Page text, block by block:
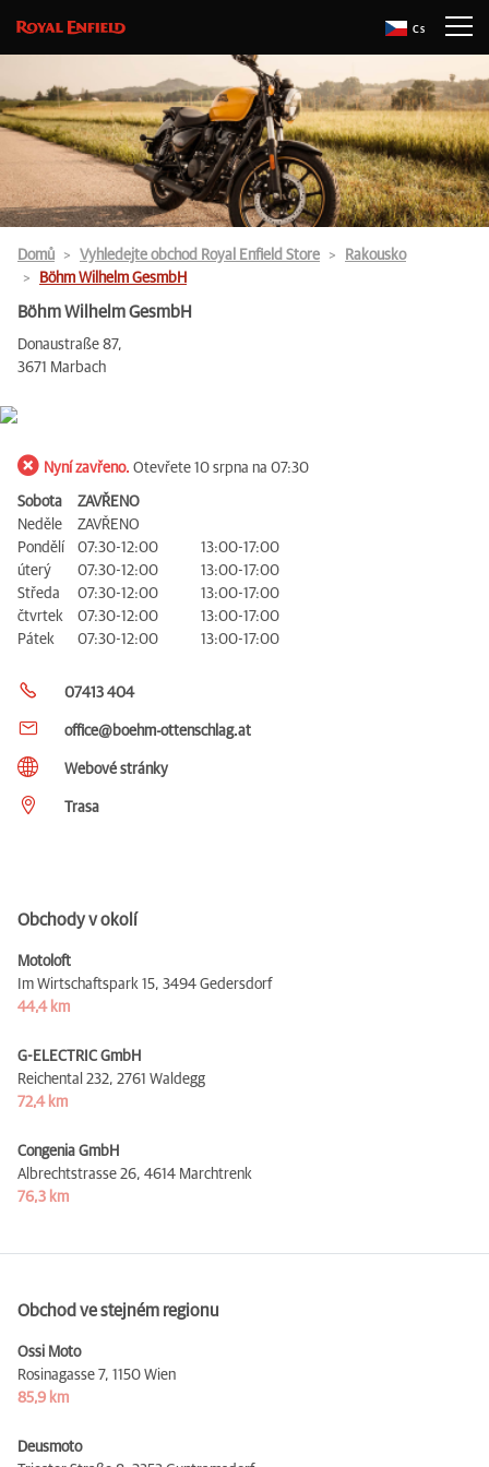
Cs
Domů Vyhledejte obchod Royal Enfield Store
Rakousko
Böhm Wilhelm GesmbH
Böhm Wilhelm GesmbH
Donaustraße 87,
3671 Marbach
Nyní zavřeno. Otevřete 10 srpna na 07:30
Sobota
ZAVŘENO
Neděle
ZAVŘENO
Pondělí
07:30-12:00
13:00-17:00
úterý
07:30-12:00
13:00-17:00
Středa
07:30-12:00
13:00-17:00
čtvrtek
07:30-12:00
13:00-17:00
Pátek
07:30-12:00 13:00-17:00
07413 404
office@boehm-ottenschlag.at
Webové stránky
Trasa
Obchody v okolí
Motoloft
Im Wirtschaftspark 15, 3494 Gedersdorf
44,4 km
G-ELECTRIC GmbH
Reichental 232, 2761 Waldegg
72,4 km
Congenia GmbH
Albrechtstrasse 26, 4614 Marchtrenk
76,3 km
Obchod ve stejném regionu
Ossi Moto
Rosinagasse 7, 1150 Wien
85,9 km
Deusmoto